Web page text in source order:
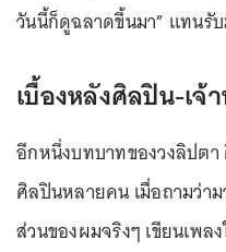
วันนี้ก็ดูฉลาดขึ้นมา” แทนรั
เบื้องหลังศิลปิน-เจ้
อีกหนึ่งบทบาทของวงลิปตา
ศิลปินหลายคน เมื่อถามว่าม
ส่วนของผมจริงๆ เขียนเพล